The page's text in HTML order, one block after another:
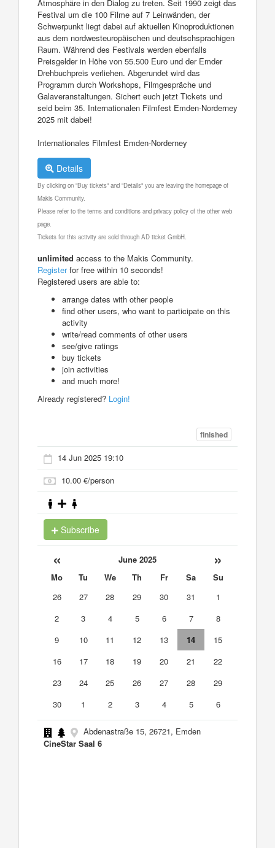
Atmosphäre in den Dialog zu treten. Seit 1990 zeigt das
Festival um die 100 Filme auf 7 Leinwänden, der
Schwerpunkt liegt dabei auf aktuellen Kinoproduktionen
aus dem nordwesteuropäischen und deutschsprachigen
Raum. Während des Festivals werden ebenfalls
Preisgelder in Höhe von 55.500 Euro und der Emder
Drehbuchpreis verliehen. Abgerundet wird das
Programm durch Workshops, Filmgespräche und
Galaveranstaltungen. Sichert euch jetzt Tickets und
seid beim 35. Internationalen Filmfest Emden-Norderney
2025 mit dabei!
Internationales Filmfest Emden-Norderney
Details
By clicking on "Buy tickets" and "Details" you are leaving the homepage of
Makis Community.
Please refer to the terms and conditions and privacy policy of the other web
page.
Tickets for this activity are sold through AD ticket GmbH.
unlimited access to the Makis Community.
Registerfor free within 10 seconds!
Registered users are able to:
arrange dates with other people
find other users, who want to participate on this
activity
write/read comments of other users
see/give ratings
buy tickets
join activities
and much more!
Already registered? Login!
finished
14 Jun 2025 19:10
10.00 €/person
Subscribe
« June 2025 »
Mo Tu We Th Fr Sa
Su
26
27 28 29 30 31
1
2
3 4 5 6 7
8
9
10 11 12 13 14
15
16
17 18 19 20 21
22
23
24 25 26 27 28
29
30
1 2 3 4 5 6
Abdenastraße 15, 26721, Emden
CineStar Saal 6